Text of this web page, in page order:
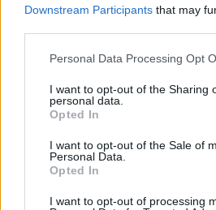
Downstream Participants that may
Personal Data Processing Opt
I want to opt-out of the Sharing
personal data.
Opted In
I want to opt-out of the Sale of
Personal Data.
Opted In
I want to opt-out of processing
Η χαμηλή οικονομική
πληθωρισμός θα κάνει δύσκολη
πτώση των ποσοστών ανεργίας
προεδρικής θητείας Μακρόν, το